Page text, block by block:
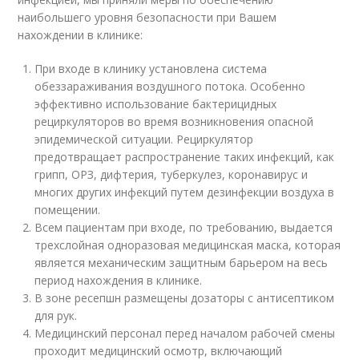
наибольшего уровня безопасности при Вашем
нахождении в клинике:
При входе в клинику установлена система
обеззараживания воздушного потока. Особенно
эффективно использование бактерицидных
рециркуляторов во время возникновения опасной
эпидемической ситуации. Рециркулятор
предотвращает распространение таких инфекций, как
грипп, ОРЗ, дифтерия, туберкулез, коронавирус и
многих других инфекций путем дезинфекции воздуха в
помещении.
Всем пациентам при входе, по требованию, выдается
трехслойная одноразовая медицинская маска, которая
является механическим защитным барьером на весь
период нахождения в клинике.
В зоне ресепшн размещены дозаторы с антисептиком
для рук.
Медицинский персонал перед началом рабочей смены
проходит медицинский осмотр, включающий